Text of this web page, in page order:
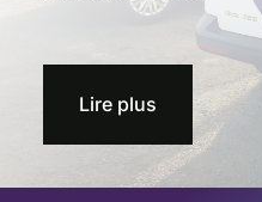
Lire plus